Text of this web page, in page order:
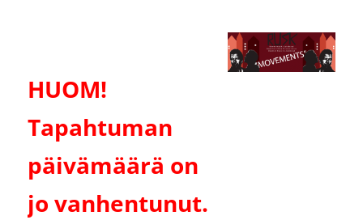
HUOM!
Tapahtuman
päivämäärä on
jo vanhentunut.